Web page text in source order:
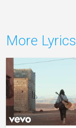
More Lyrics